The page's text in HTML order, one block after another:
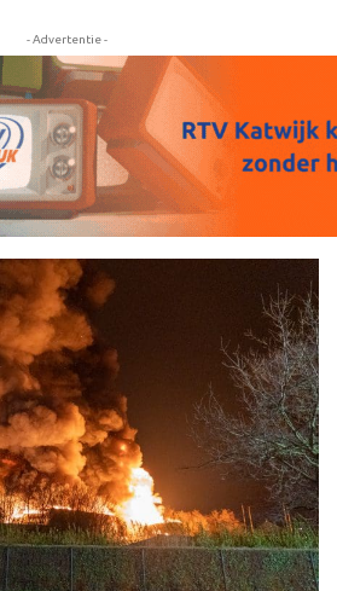
- Advertentie -